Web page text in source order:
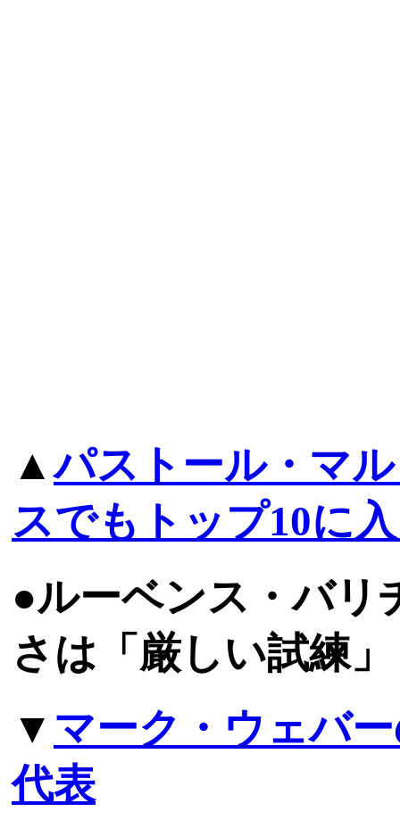
▲パストール・マ
スでもトップ10に
●ルーベンス・バリ
さは「厳しい試練」
▼ マーク・ウェバ
代表